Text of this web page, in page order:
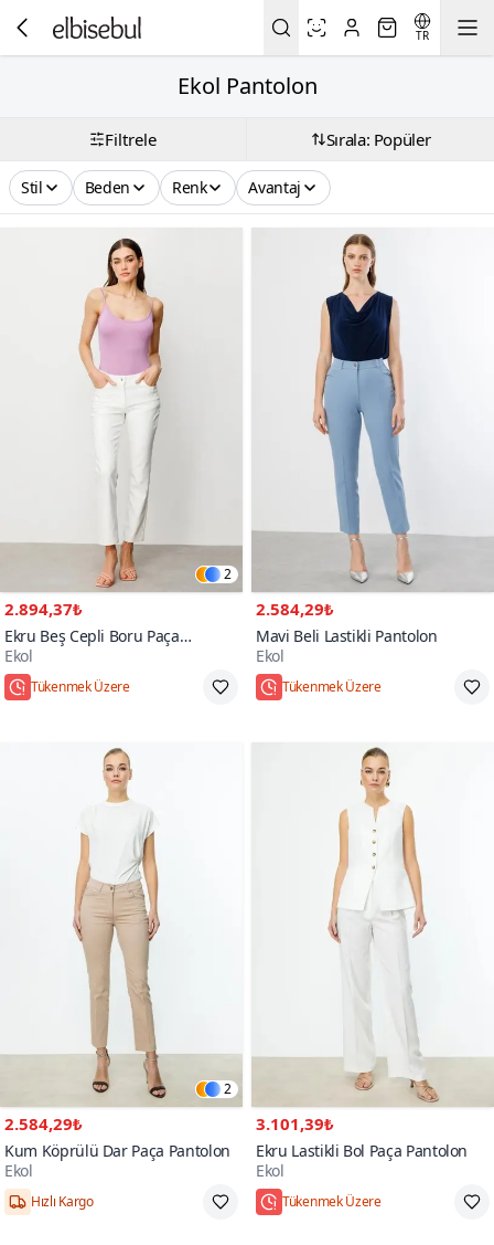
TR
Ekol Pantolon
Filtrele Sırala: Popüler
Stil Beden Renk Avantaj
2
2.894,37₺
Ekru Beş Cepli Boru Paça
Pantolon
Ekol
Tükenmek Üzere
2.584,29₺
Mavi Beli Lastikli Pantolon
Ekol
Tükenmek Üzere
2
2.584,29₺
Kum Köprülü Dar Paça Pantolon
Ekol38,40,42
Hızlı Kargo
3.101,39₺
Ekru Lastikli Bol Paça Pantolon
Ekol
Tükenmek Üzere